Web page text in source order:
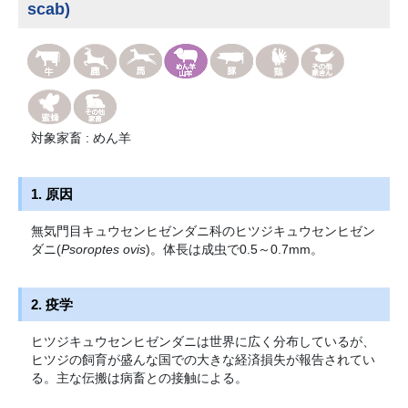
scab)
対象家畜 : めん羊
1. 原因
無気門目キュウセンヒゼンダニ科のヒツジキュウセンヒゼン
ダニ(Psoroptes ovis)。体長は成虫で0.5～0.7mm。
2. 疫学
ヒツジキュウセンヒゼンダニは世界に広く分布しているが、
ヒツジの飼育が盛んな国での大きな経済損失が報告されてい
る。主な伝搬は病畜との接触による。